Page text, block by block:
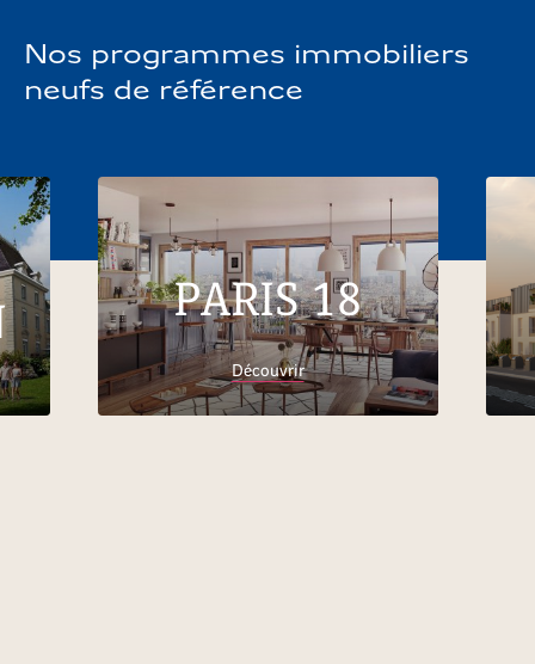
Nos programmes immobiliers
neufs de référence
PARIS 18
Découvrir